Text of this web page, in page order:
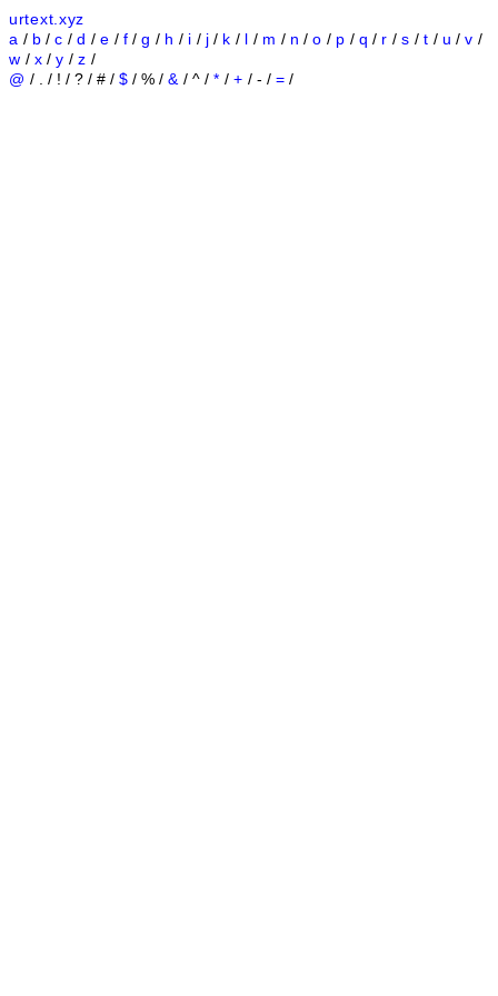
urtext.xyz
a / b /c /d / e / f /g / h / i / j / k / l / m / n /o / p / q / r /s / t / u /v /
w / x /y /z /
@ / . / ! / ? / # / $ / % /& / ^ /* / + / - / = /